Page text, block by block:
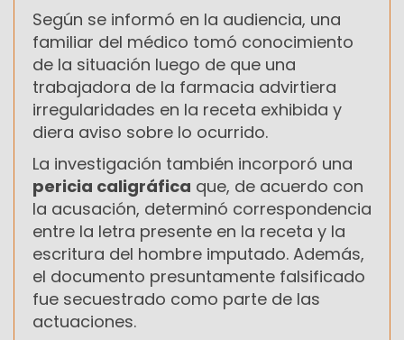
Según se informó en la audiencia, una
familiar del médico tomó conocimiento
de la situación luego de que una
trabajadora de la farmacia advirtiera
irregularidades en la receta exhibida y
diera aviso sobre lo ocurrido.
La investigación también incorporó una
pericia caligráfica que, de acuerdo con
la acusación, determinó correspondencia
entre la letra presente en la receta y la
escritura del hombre imputado. Además,
el documento presuntamente falsificado
fue secuestrado como parte de las
actuaciones.